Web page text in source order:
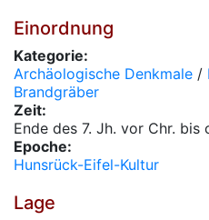
Einordnung
Kategorie:
Archäologische Denkmale /
Brandgräber
Zeit:
Ende des 7. Jh. vor Chr. bis
Epoche:
Hunsrück-Eifel-Kultur
Lage